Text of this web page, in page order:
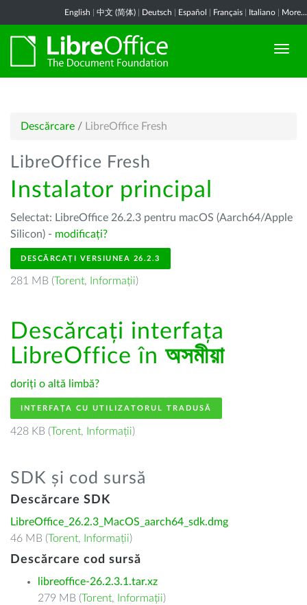
English 中文 (简体) Deutsch Español Français Italiano More...
Descărcare / LibreOffice Fresh
LibreOffice Fresh
Instalator principal
Selectat: LibreOffice 26.2.3 pentru macOS (Aarch64/Apple
Silicon) - modificați?
DESCĂRCAȚI VERSIUNEA 26.2.3
281 MB (Torent, Informații)
Descărcați interfața
LibreOffice în অসমীয়া
doriți o altă limbă?
INTERFAȚA CU UTILIZATORUL TRADUSĂ
428 KB (Torent, Informații)
SDK și cod sursă
Descărcare SDK
LibreOffice_26.2.3_MacOS_aarch64_sdk.dmg
46 MB (Torent, Informații)
Descărcare cod sursă
libreoffice-26.2.3.1.tar.xz
279 MB (Torent, Informații)